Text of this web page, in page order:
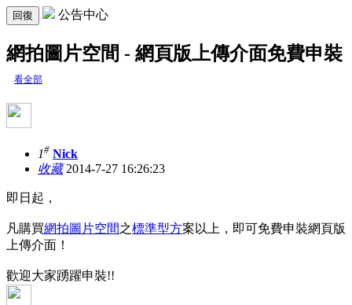
回復 公告中心
網拍圖片空間 - 網頁版上傳介面免費申裝
看全部
1# Nick
收藏2014-7-27 16:26:23
即日起，
凡購買網拍圖片空間之標準型方案以上，即可免費申裝網頁版
上傳介面！
歡迎大家踴躍申裝!!